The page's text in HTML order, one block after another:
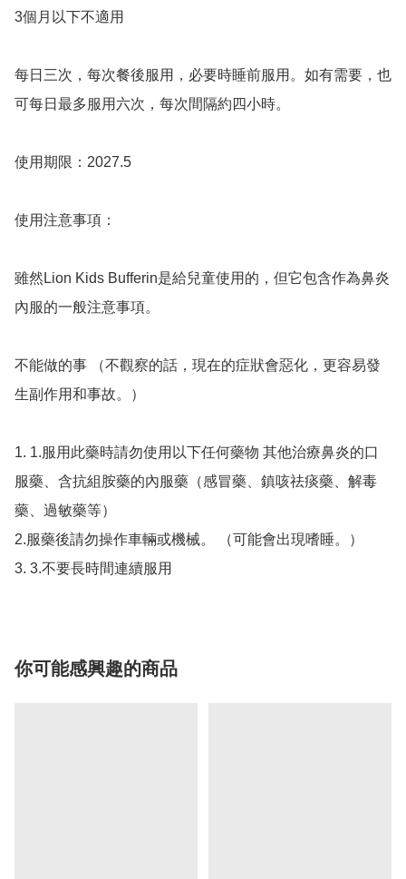
3個月以下不適用
每日三次，每次餐後服用，必要時睡前服用。如有需要，也
可每日最多服用六次，每次間隔約四小時。
使用期限：2027.5
使用注意事項：
雖然Lion Kids Bufferin是給兒童使用的，但它包含作為鼻炎
內服的一般注意事項。
不能做的事 （不觀察的話，現在的症狀會惡化，更容易發
生副作用和事故。）
1. 1.服用此藥時請勿使用以下任何藥物 其他治療鼻炎的口
服藥、含抗組胺藥的內服藥（感冒藥、鎮咳祛痰藥、解毒
藥、過敏藥等）
2.服藥後請勿操作車輛或機械。 （可能會出現嗜睡。）
你可能感興趣的商品